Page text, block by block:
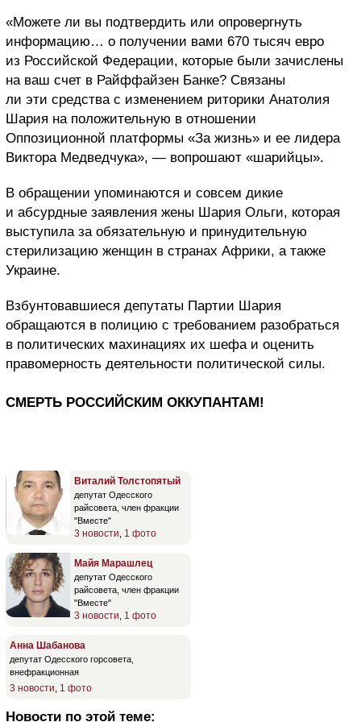
«Можете ли вы подтвердить или опровергнуть
информацию… о получении вами 670 тысяч евро
из Российской Федерации, которые были зачислены
на ваш счет в Райффайзен Банке? Связаны
ли эти средства с изменением риторики Анатолия
Шария на положительную в отношении
Оппозиционной платформы «За жизнь» и ее лидера
Виктора Медведчука», — вопрошают «шарийцы».
В обращении упоминаются и совсем дикие
и абсурдные заявления жены Шария Ольги, которая
выступила за обязательную и принудительную
стерилизацию женщин в странах Африки, а также
Украине.
Взбунтовавшиеся депутаты Партии Шария
обращаются в полицию с требованием разобраться
в политических махинациях их шефа и оценить
правомерность деятельности политической силы.
СМЕРТЬ РОССИЙСКИМ ОККУПАНТАМ!
Виталий Толстопятый
депутат Одесского
райсовета, член фракции
"Вместе"
3 новости 1 фото
Майя Марашлец
депутат Одесского
райсовета, член фракции
"Вместе"
3 новости 1 фото
Анна Шабанова
депутат Одесского горсовета,
внефракционная
3 новости 1 фото
Новости по этой теме: